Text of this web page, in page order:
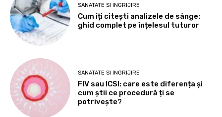
SANATATE SI INGRIJIRE
Cum îți citești analizele de sânge:
ghid complet pe înțelesul tuturor
SANATATE SI INGRIJIRE
FIV sau ICSI: care este diferența și
cum știi ce procedură ți se
potrivește?